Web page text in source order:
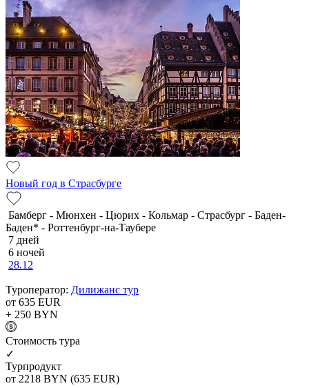
Новый год в Страсбурге
Бамберг - Мюнхен - Цюрих - Кольмар - Страсбург - Баден-
Баден* - Роттенбург-на-Таубере
7 дней
6 ночей
28.12
Туроператор: Дилижанс тур
от 635 EUR
+ 250 BYN
Cтоимость тура
✓
Турпродукт
от 2218 BYN (635 EUR)